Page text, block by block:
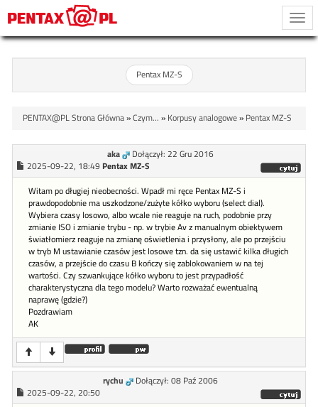
Pentax MZ-S
PENTAX@PL Strona Główna»Czym... » Korpusy analogowe» Pentax MZ-S
aka
Dołączył: 22 Gru 2016
2025-09-22, 18:49 Pentax MZ-S
Witam po długiej nieobecności. Wpadł mi ręce Pentax MZ-S i
prawdopodobnie ma uszkodzone/zużyte kółko wyboru (select dial).
Wybiera czasy losowo, albo wcale nie reaguje na ruch, podobnie przy
zmianie ISO i zmianie trybu - np. w trybie Av z manualnym obiektywem
światłomierz reaguje na zmianę oświetlenia i przysłony, ale po przejściu
w tryb M ustawianie czasów jest losowe tzn. da się ustawić kilka długich
czasów, a przejście do czasu B kończy się zablokowaniem w na tej
wartości. Czy szwankujące kółko wyboru to jest przypadłość
charakterystyczna dla tego modelu? Warto rozważać ewentualną
naprawę (gdzie?)
Pozdrawiam
AK
rychu
Dołączył: 08 Paź 2006
2025-09-22, 20:50